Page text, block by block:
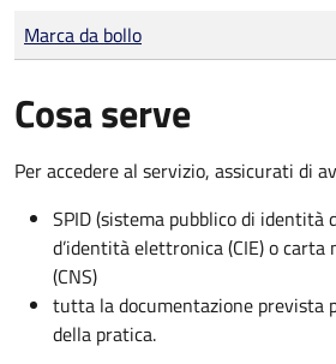
Tipo di pagamento
Importo
Marca da bollo
Cosa serve
Per accedere al servizio, assicurati di
SPID (sistema pubblico di identità
d’identità elettronica (CIE) o carta
(CNS)
tutta la documentazione prevista
della pratica.